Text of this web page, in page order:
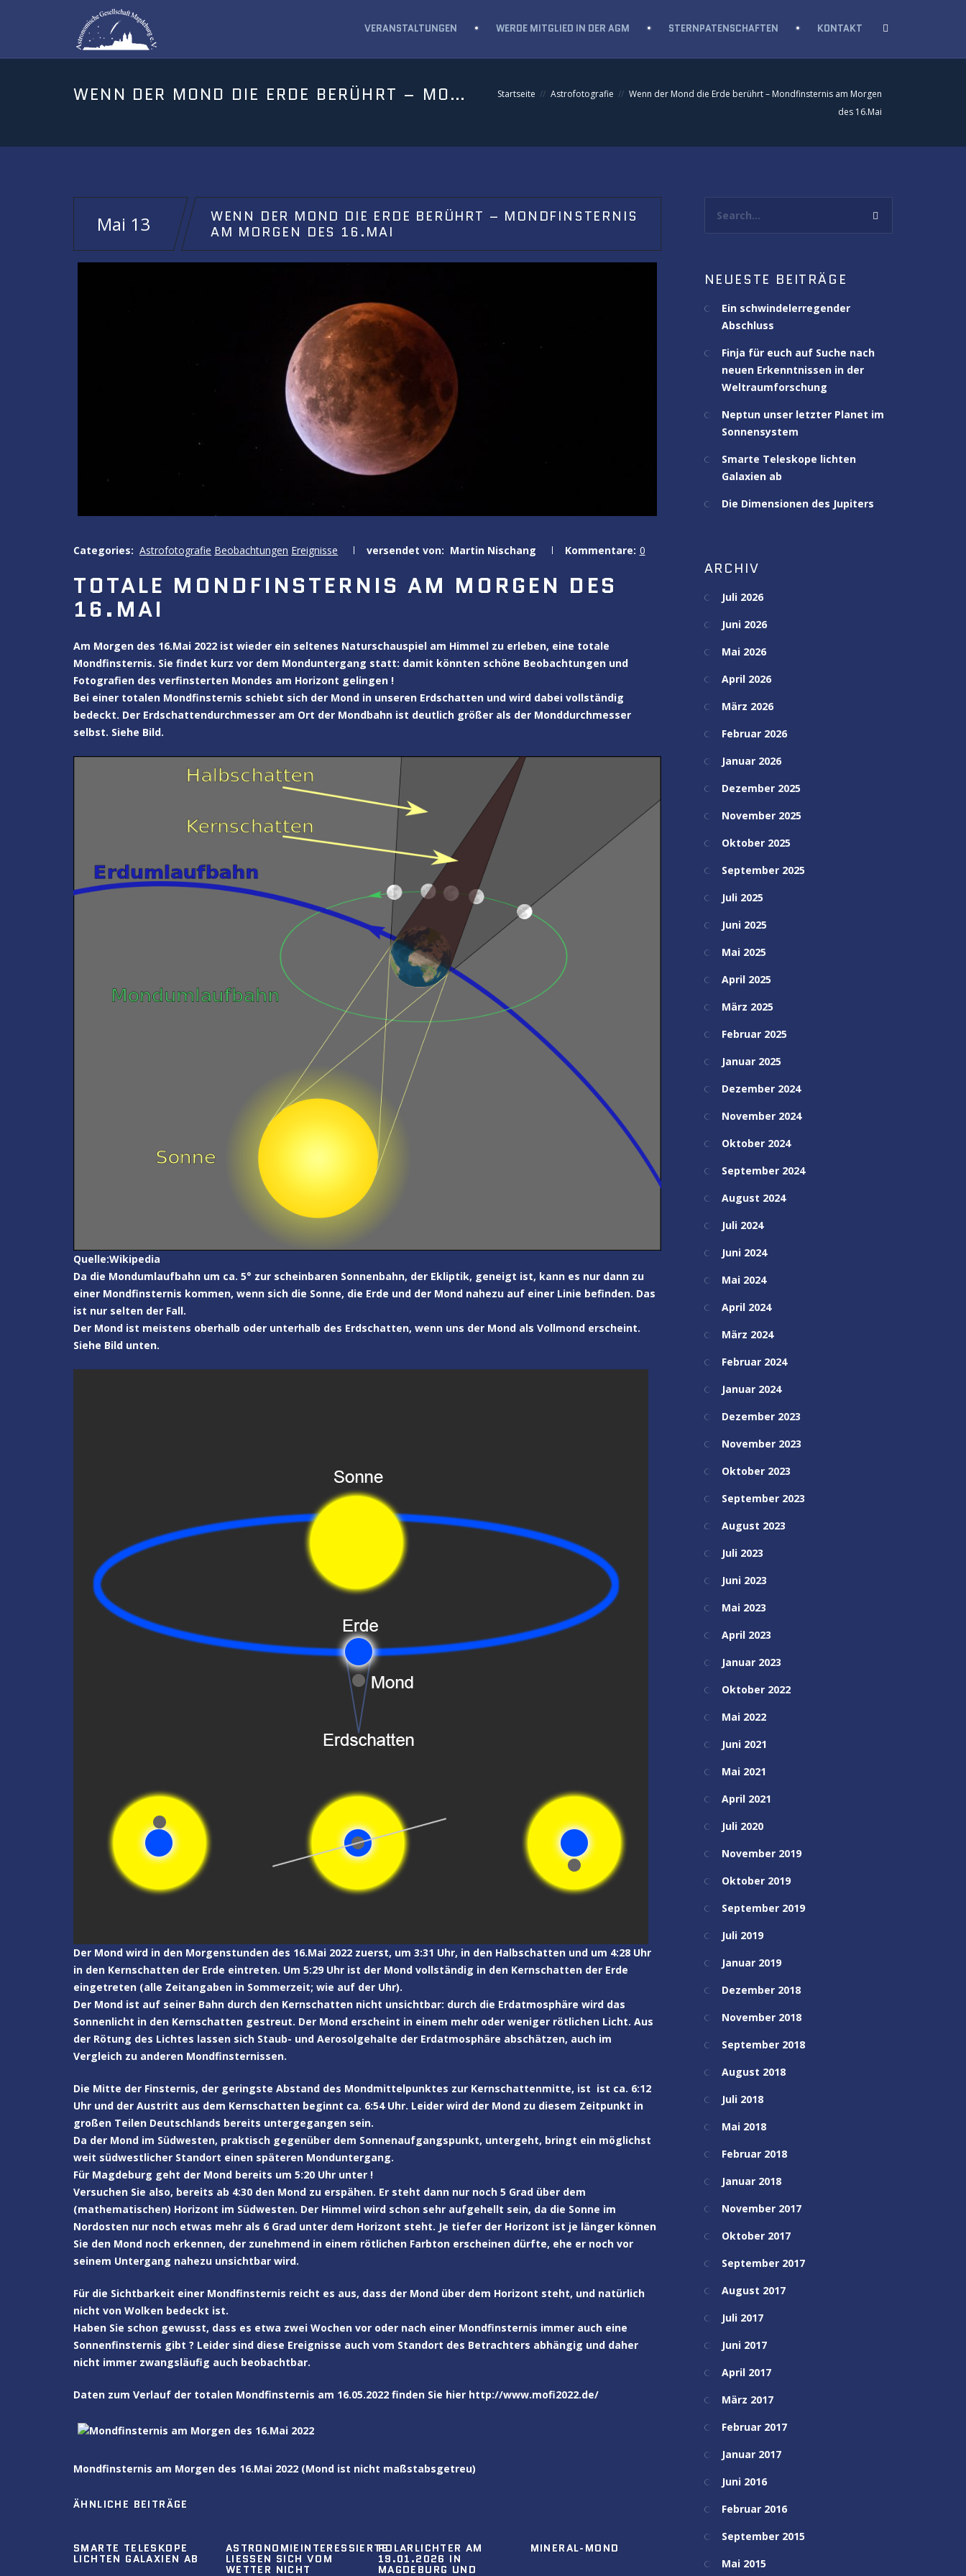
VERANSTALTUNGEN WERDE MITGLIED IN DER AGM STERNPATENSCHAFTEN KONTAKT
WENN DER MOND DIE ERDE BERÜHRT – MONDFINSTERNIS AM MORGEN DES 16.MAI Startseite Astrofotografie
Wenn der Mond die Erde berührt – Mondfinsternis am Morgen
des 16.Mai
Mai 13
WENN DER MOND DIE ERDE BERÜHRT – MONDFINSTERNIS
AM MORGEN DES 16.MAI
Categories: Astrofotografie Beobachtungen Ereignisse versendet von: Martin Nischang Kommentare: 0
TOTALE MONDFINSTERNIS AM MORGEN DES
16.MAI
Am Morgen des 16.Mai 2022 ist wieder ein seltenes Naturschauspiel am Himmel zu erleben, eine totale
Mondfinsternis. Sie findet kurz vor dem Monduntergang statt: damit könnten schöne Beobachtungen und
Fotografien des verfinsterten Mondes am Horizont gelingen !
Bei einer totalen Mondfinsternis schiebt sich der Mond in unseren Erdschatten und wird dabei vollständig
bedeckt. Der Erdschattendurchmesser am Ort der Mondbahn ist deutlich größer als der Monddurchmesser
selbst. Siehe Bild.
Quelle:Wikipedia
Da die Mondumlaufbahn um ca. 5° zur scheinbaren Sonnenbahn, der Ekliptik, geneigt ist, kann es nur dann zu
einer Mondfinsternis kommen, wenn sich die Sonne, die Erde und der Mond nahezu auf einer Linie befinden. Das
ist nur selten der Fall.
Der Mond ist meistens oberhalb oder unterhalb des Erdschatten, wenn uns der Mond als Vollmond erscheint.
Siehe Bild unten.
Der Mond wird in den Morgenstunden des 16.Mai 2022 zuerst, um 3:31 Uhr, in den Halbschatten und um 4:28 Uhr
in den Kernschatten der Erde eintreten. Um 5:29 Uhr ist der Mond vollständig in den Kernschatten der Erde
eingetreten (alle Zeitangaben in Sommerzeit; wie auf der Uhr).
Der Mond ist auf seiner Bahn durch den Kernschatten nicht unsichtbar: durch die Erdatmosphäre wird das
Sonnenlicht in den Kernschatten gestreut. Der Mond erscheint in einem mehr oder weniger rötlichen Licht. Aus
der Rötung des Lichtes lassen sich Staub- und Aerosolgehalte der Erdatmosphäre abschätzen, auch im
Vergleich zu anderen Mondfinsternissen.
Die Mitte der Finsternis, der geringste Abstand des Mondmittelpunktes zur Kernschattenmitte, ist ist ca. 6:12
Uhr und der Austritt aus dem Kernschatten beginnt ca. 6:54 Uhr. Leider wird der Mond zu diesem Zeitpunkt in
großen Teilen Deutschlands bereits untergegangen sein.
Da der Mond im Südwesten, praktisch gegenüber dem Sonnenaufgangspunkt, untergeht, bringt ein möglichst
weit südwestlicher Standort einen späteren Monduntergang.
Für Magdeburg geht der Mond bereits um 5:20 Uhr unter !
Versuchen Sie also, bereits ab 4:30 den Mond zu erspähen. Er steht dann nur noch 5 Grad über dem
(mathematischen) Horizont im Südwesten. Der Himmel wird schon sehr aufgehellt sein, da die Sonne im
Nordosten nur noch etwas mehr als 6 Grad unter dem Horizont steht. Je tiefer der Horizont ist je länger können
Sie den Mond noch erkennen, der zunehmend in einem rötlichen Farbton erscheinen dürfte, ehe er noch vor
seinem Untergang nahezu unsichtbar wird.
Für die Sichtbarkeit einer Mondfinsternis reicht es aus, dass der Mond über dem Horizont steht, und natürlich
nicht von Wolken bedeckt ist.
Haben Sie schon gewusst, dass es etwa zwei Wochen vor oder nach einer Mondfinsternis immer auch eine
Sonnenfinsternis gibt ? Leider sind diese Ereignisse auch vom Standort des Betrachters abhängig und daher
nicht immer zwangsläufig auch beobachtbar.
Daten zum Verlauf der totalen Mondfinsternis am 16.05.2022 finden Sie hier http://www.mofi2022.de/
Mondfinsternis am Morgen des 16.Mai 2022 (Mond ist nicht maßstabsgetreu)
ÄHNLICHE BEITRÄGE
SMARTE TELESKOPE
LICHTEN GALAXIEN AB
ASTRONOMIEINTERESSIERTE
LIESSEN SICH VOM W
ETTER NICHT U
POLARLICHTER AM
19.01.2026 IN
MAGDEBURG UND
MINERAL-MOND
NEUESTE BEITRÄGE
Ein schwindelerregender
Abschluss
Finja für euch auf Suche nach
neuen Erkenntnissen in der
Weltraumforschung
Neptun unser letzter Planet im
Sonnensystem
Smarte Teleskope lichten
Galaxien ab
Die Dimensionen des Jupiters
ARCHIV
Juli 2026
Juni 2026
Mai 2026
April 2026
März 2026
Februar 2026
Januar 2026
Dezember 2025
November 2025
Oktober 2025
September 2025
Juli 2025
Juni 2025
Mai 2025
April 2025
März 2025
Februar 2025
Januar 2025
Dezember 2024
November 2024
Oktober 2024
September 2024
August 2024
Juli 2024
Juni 2024
Mai 2024
April 2024
März 2024
Februar 2024
Januar 2024
Dezember 2023
November 2023
Oktober 2023
September 2023
August 2023
Juli 2023
Juni 2023
Mai 2023
April 2023
Januar 2023
Oktober 2022
Mai 2022
Juni 2021
Mai 2021
April 2021
Juli 2020
November 2019
Oktober 2019
September 2019
Juli 2019
Januar 2019
Dezember 2018
November 2018
September 2018
August 2018
Juli 2018
Mai 2018
Februar 2018
Januar 2018
November 2017
Oktober 2017
September 2017
August 2017
Juli 2017
Juni 2017
April 2017
März 2017
Februar 2017
Januar 2017
Juni 2016
Februar 2016
September 2015
Mai 2015